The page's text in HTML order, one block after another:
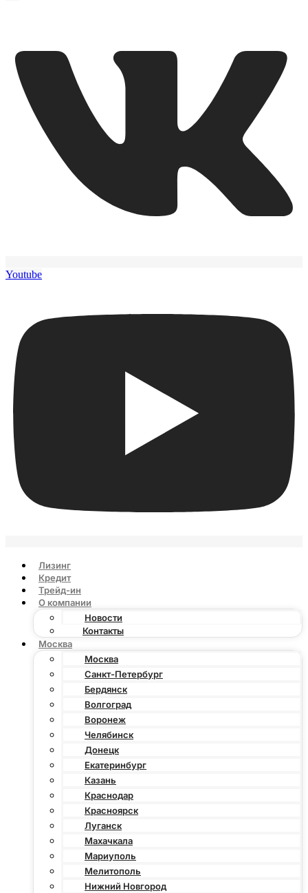
Youtube
Лизинг
Кредит
Трейд-ин
О компании
Новости
Контакты
Москва
Москва
Санкт-Петербург
Бердянск
Волгоград
Воронеж
Челябинск
Донецк
Екатеринбург
Казань
Краснодар
Красноярск
Луганск
Махачкала
Мариуполь
Мелитополь
Нижний Новгород